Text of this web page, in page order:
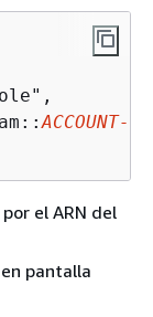
ACCOUNT-ID
el ARN del
pantalla